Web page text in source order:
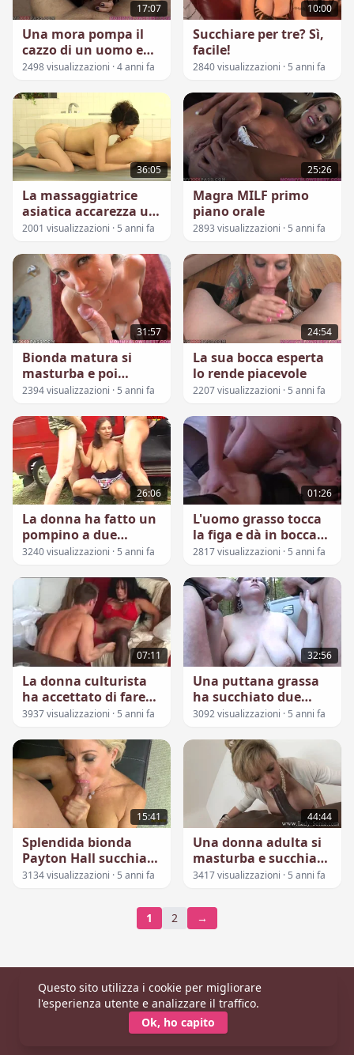
17:07
Una mora pompa il
cazzo di un uomo e
ottiene lo sperma su
2498 visualizzazioni · 4 anni fa
10:00
Succhiare per tre? Sì,
facile!
2840 visualizzazioni · 5 anni fa
36:05
La massaggiatrice
asiatica accarezza un
uomo con tutte le
2001 visualizzazioni · 5 anni fa
25:26
Magra MILF primo
piano orale
2893 visualizzazioni · 5 anni fa
31:57
Bionda matura si
masturba e poi
succhia
2394 visualizzazioni · 5 anni fa
24:54
La sua bocca esperta
lo rende piacevole
2207 visualizzazioni · 5 anni fa
26:06
La donna ha fatto un
pompino a due
sconosciuti in pista
3240 visualizzazioni · 5 anni fa
01:26
L'uomo grasso tocca
la figa e dà in bocca
alla moglie di
2817 visualizzazioni · 5 anni fa
07:11
La donna culturista
ha accettato di fare
sesso orale
3937 visualizzazioni · 5 anni fa
32:56
Una puttana grassa
ha succhiato due
serpenti nella
3092 visualizzazioni · 5 anni fa
15:41
Splendida bionda
Payton Hall succhia
abilmente lo sperma
3134 visualizzazioni · 5 anni fa
44:44
Una donna adulta si
masturba e succhia
un grosso cazzo nero
3417 visualizzazioni · 5 anni fa
1 2 →
Principale |Categorie|Modelle
© 2026 CaldaDonna.com
Tutti i modelli hanno più di 18 anni (Conformità 18 USC 2257).
Questo sito utilizza i cookie per migliorare
l'esperienza utente e analizzare il traffico.
Ok, ho capito